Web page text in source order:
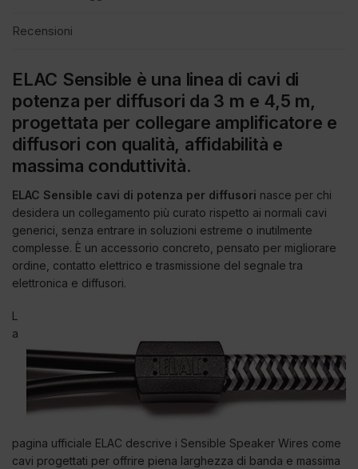
Recensioni
ELAC Sensible è una linea di cavi di
potenza per diffusori da 3 m e 4,5 m,
progettata per collegare amplificatore e
diffusori con qualità, affidabilità e
massima conduttività.
ELAC Sensible cavi di potenza per diffusori nasce per chi
desidera un collegamento più curato rispetto ai normali cavi
generici, senza entrare in soluzioni estreme o inutilmente
complesse. È un accessorio concreto, pensato per migliorare
ordine, contatto elettrico e trasmissione del segnale tra
elettronica e diffusori.
L
a
pagina ufficiale ELAC descrive i Sensible Speaker Wires come
cavi progettati per offrire piena larghezza di banda e massima